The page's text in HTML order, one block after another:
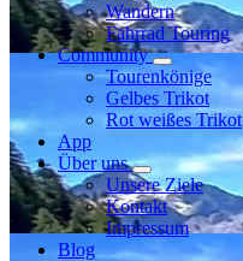
Wandern
Fahrrad Touring
Community
Tourenkönige
Gelbes Trikot
Rot weißes Trikot
App
Über uns
Unsere Ziele
Kontakt
Impressum
Blog